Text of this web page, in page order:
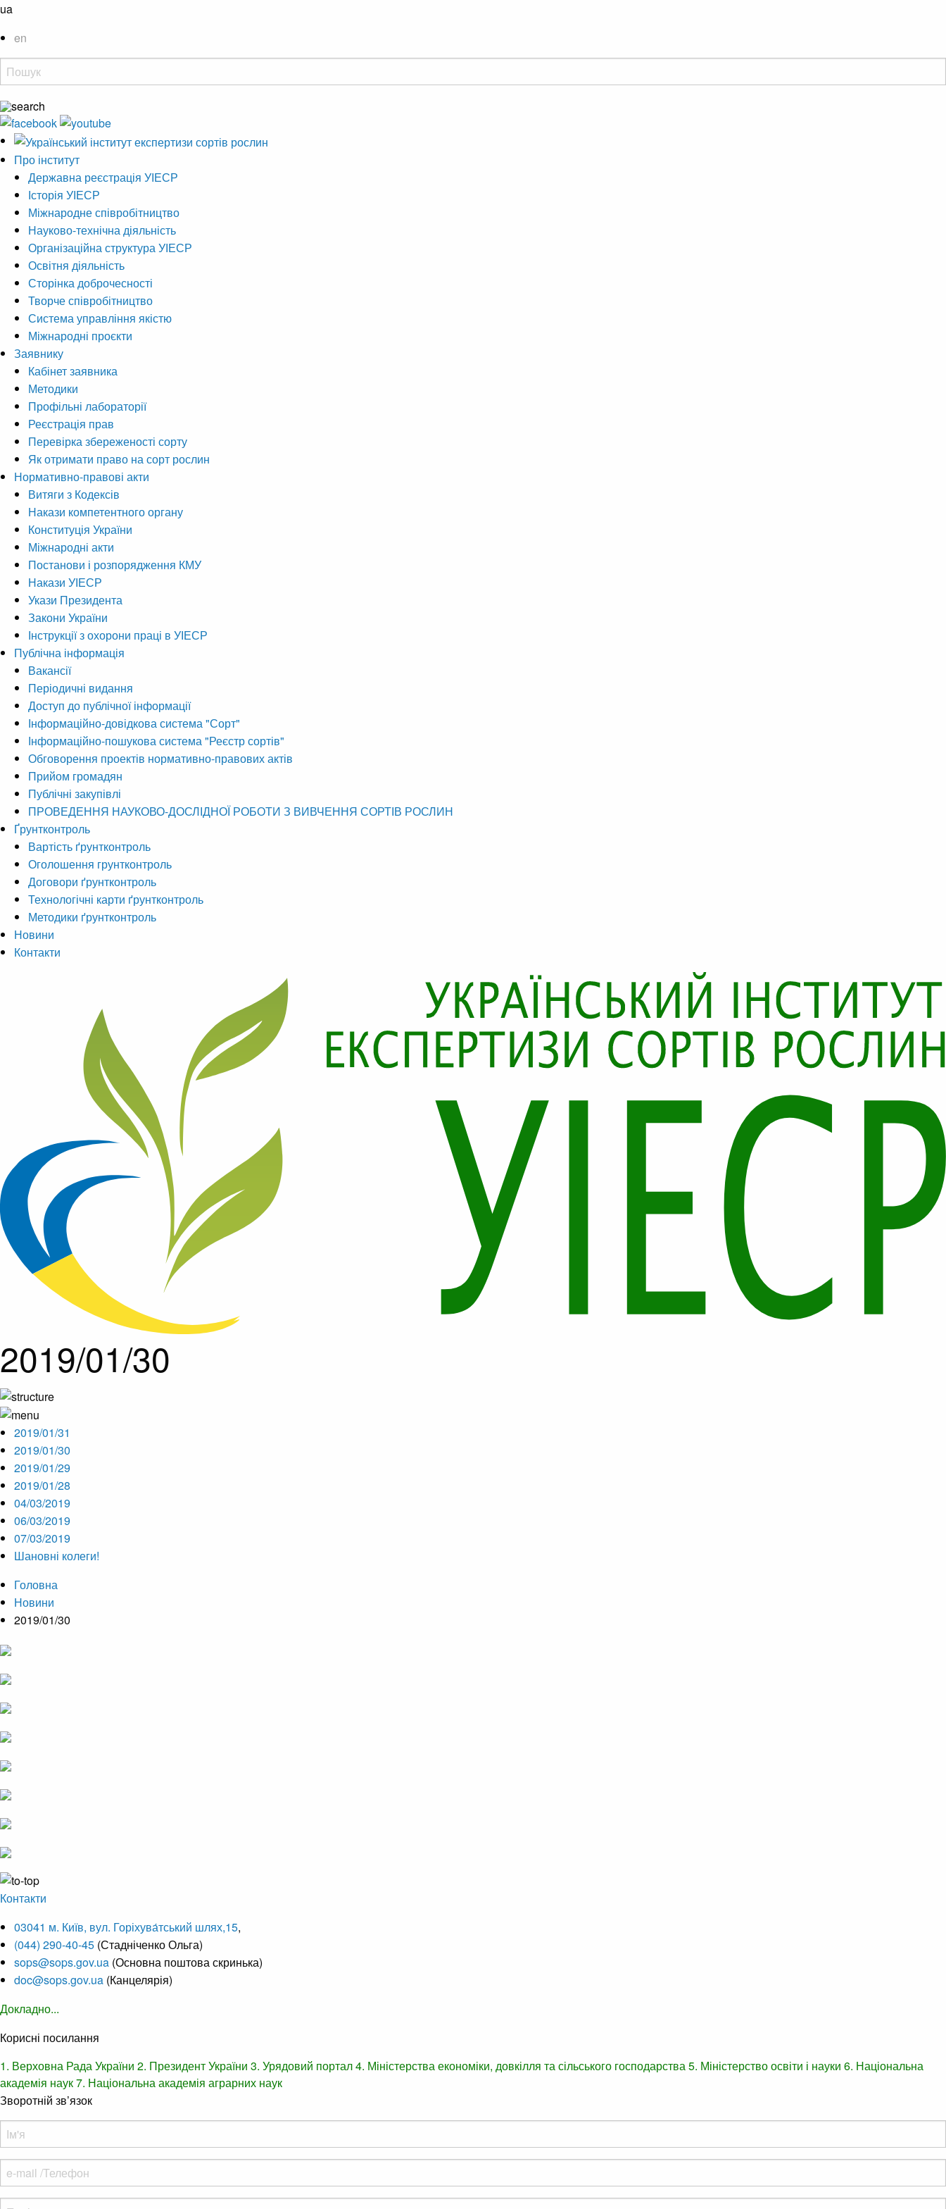
ua
en
Про інститут
Державна реєстрація УІЕСР
Історія УІЕСР
Міжнародне співробітництво
Науково-технічна діяльність
Організаційна структура УІЕСР
Освітня діяльність
Сторінка доброчесності
Творче співробітництво
Система управління якістю
Міжнародні проєкти
Заявнику
Кабінет заявника
Методики
Профільні лабораторії
Реєстрація прав
Перевірка збереженості сорту
Як отримати право на сорт рослин
Нормативно-правові акти
Витяги з Кодексів
Накази компетентного органу
Конституція України
Міжнародні акти
Постанови і розпорядження КМУ
Накази УІЕСР
Укази Президента
Закони України
Інструкції з охорони праці в УІЕСР
Публічна інформація
Вакансії
Періодичні видання
Доступ до публічної інформації
Інформаційно-довідкова система "Сорт"
Інформаційно-пошукова система "Реєстр сортів"
Обговорення проектів нормативно-правових актів
Прийом громадян
Публічні закупівлі
ПРОВЕДЕННЯ НАУКОВО-ДОСЛІДНОЇ РОБОТИ З ВИВЧЕННЯ СОРТІВ РОСЛИН
Ґрунтконтроль
Вартість ґрунтконтроль
Оголошення грунтконтроль
Договори ґрунтконтроль
Технологічні карти ґрунтконтроль
Методики ґрунтконтроль
Новини
Контакти
2019/01/30
2019/01/31
2019/01/30
2019/01/29
2019/01/28
04/03/2019
06/03/2019
07/03/2019
Шановні колеги!
Головна
Новини
2019/01/30
Контакти
03041 м. Київ, вул. Горіхува́тський шлях,15,
(044) 290-40-45 (Стадніченко Ольга)
sops@sops.gov.ua (Основна поштова скринька)
doc@sops.gov.ua (Канцелярія)
Докладно...
Корисні посилання
1. Верховна Рада України 2. Президент України 3. Урядовий портал4. Міністерства економіки, довкілля та сільського господарства 5. Міністерство освіти і науки 6. Національна
академія наук7. Національна академія аграрних наук
Зворотній зв’язок